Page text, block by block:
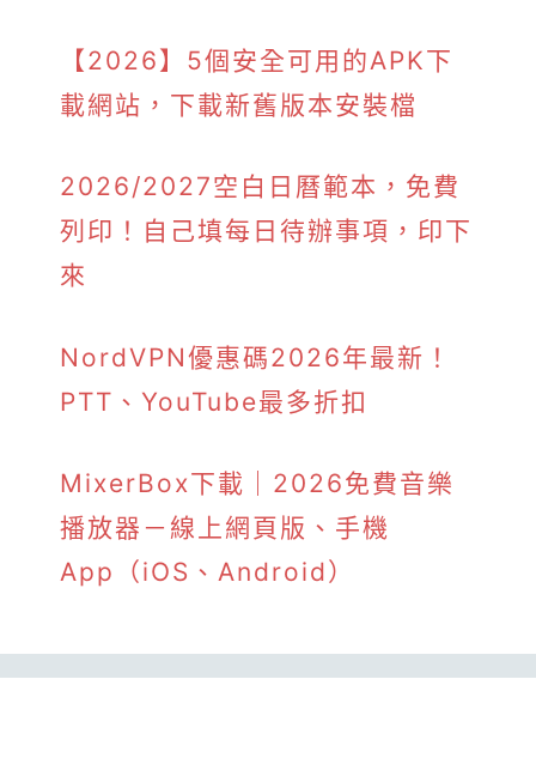
【2026】5個安全可用的APK下
載網站，下載新舊版本安裝檔
2026/2027空白日曆範本，免費
列印！自己填每日待辦事項，印下
來
NordVPN優惠碼2026年最新！
PTT、YouTube最多折扣
MixerBox下載｜2026免費音樂
播放器－線上網頁版、手機
App（iOS、Android）